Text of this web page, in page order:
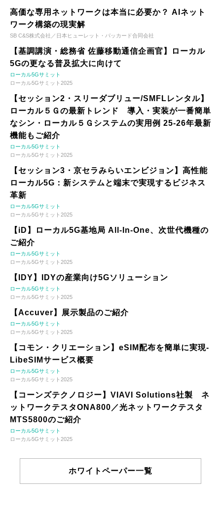
高価な専用ネットワークは本当に必要か？ AIネット
ワーク構築の現実解
SB C&S株式会社／日本ヒューレット・パッカード合同会社
【基調講演・総務省 佐藤移動通信企画官】ローカル
5Gの更なる普及拡大に向けて
ローカル5Gサミット
ローカル5Gサミット2025
【セッション2・スリーダブリュー/SMFLレンタル】
ローカル５Ｇの最新トレンド 導入・実装が一番簡単
なシン・ローカル５Ｇシステムの実用例 25-26年最新
機能もご紹介
ローカル5Gサミット
ローカル5Gサミット2025
【セッション3・京セラみらいエンビジョン】高性能
ローカル5G：新システムと端末で実現するビジネス
革新
ローカル5Gサミット
ローカル5Gサミット2025
【iD】ローカル5G基地局 All-In-One、次世代機種の
ご紹介
ローカル5Gサミット
ローカル5Gサミット2025
【IDY】IDYの産業向け5Gソリューション
ローカル5Gサミット
ローカル5Gサミット2025
【Accuver】展示製品のご紹介
ローカル5Gサミット
ローカル5Gサミット2025
【コモン・クリエーション】eSIM配布を簡単に実現-
LibeSIMサービス概要
ローカル5Gサミット
ローカル5Gサミット2025
【コーンズテクノロジー】VIAVI Solutions社製 ネ
ットワークテスタONA800／光ネットワークテスタ
MTS5800のご紹介
ローカル5Gサミット
ローカル5Gサミット2025
ホワイトペーパー一覧